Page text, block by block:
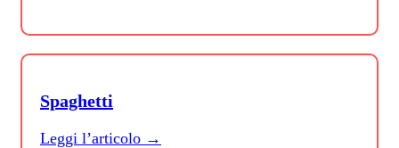
Spaghetti
Leggi l’articolo →